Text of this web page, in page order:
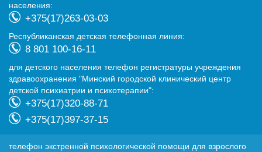
населения:
+375(17)263-03-03
Республиканская детская телефонная линия:
8 801 100-16-11
для детского населения телефон регистратуры учреждения
здравоохранения "Минский городской клинический центр
детской психиатрии и психотерапии":
+375(17)320-88-71
+375(17)397-37-15
телефон экстренной психологической помощи для взрослого